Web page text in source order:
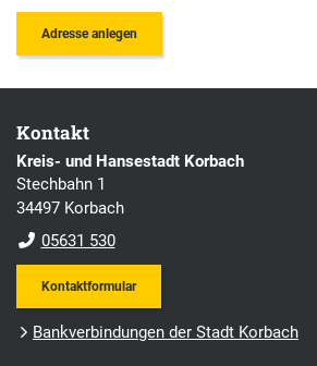
Kontakt
Kreis- und Hansestadt Korbach
Stechbahn 1
34497 Korbach
05631 530
Kontaktformular
Bankverbindungen der Stadt Korbach